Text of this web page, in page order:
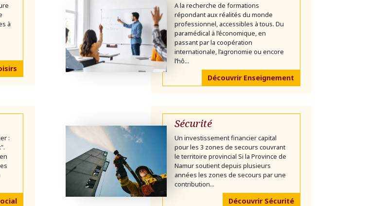
à
A la recherche de formations
répondant aux réalités du monde
professionnel, accessibles à tous. Du
paramédical à l’économique, en
passant par la coopération
internationale, l’agronomie ou encore
l’hô...
Découvrir Enseignement
:
Sécurité
Un investissement financier capital
pour les 3 zones de secours couvrant
le territoire provincial Si la Province de
Namur soutient depuis plusieurs
années les zones de secours par une
contribution...
Découvrir Sécurité